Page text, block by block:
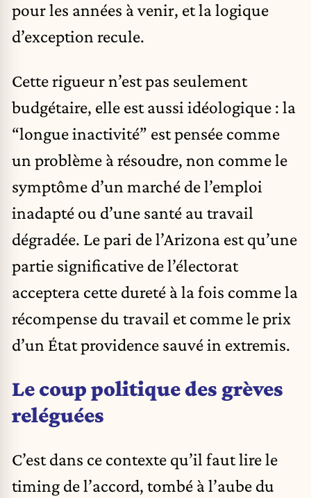
pour les années à venir, et la logique
d’exception recule.
Cette rigueur n’est pas seulement
budgétaire, elle est aussi idéologique : la
“longue inactivité” est pensée comme
un problème à résoudre, non comme le
symptôme d’un marché de l’emploi
inadapté ou d’une santé au travail
dégradée. Le pari de l’Arizona est qu’une
partie significative de l’électorat
acceptera cette dureté à la fois comme la
récompense du travail et comme le prix
d’un État providence sauvé in extremis.
Le coup politique des grèves
reléguées
C’est dans ce contexte qu’il faut lire le
timing de l’accord, tombé à l’aube du